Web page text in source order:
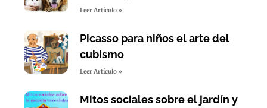
Leer Artículo »
Picasso para niños el arte del
cubismo
Leer Artículo »
Mitos sociales sobre el jardín y